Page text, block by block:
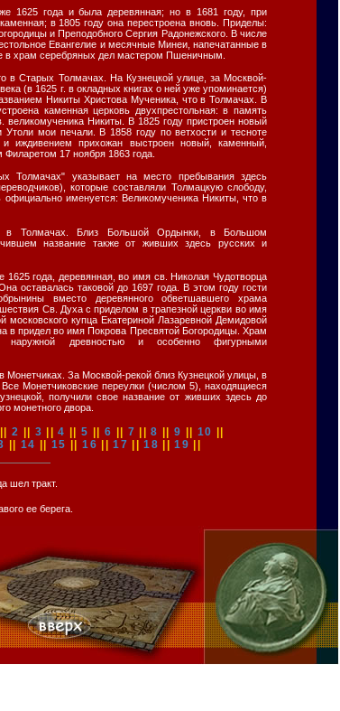
1625 года и была деревянная; но в 1681 году, при
в 1805 году она перестроена вновь. Приделы:
и Преподобного Сергия Радонежского. В числе
Евангелие и месячные Минеи, напечатанные в
в храм серебряных дел мастером Пшеничным.
в Старых Толмачах. На Кузнецкой улице, за Москвой-
(в 1625 г. в окладных книгах о ней уже упоминается)
Никиты Христова Мученика, что в Толмачах. В
каменная церковь двухпрестольная: в память
великомученика Никиты. В 1825 году пристроен новый
мои печали. В 1858 году по ветхости и тесноте
иждивением прихожан выстроен новый, каменный,
17 ноября 1863 года.
Толмачах" указывает на место пребывания здесь
которые составляли Толмацкую слободу,
официально именуется: Великомученика Никиты, что в
в Толмачах. Близ Большой Ордынки, в Большом
название также от живших здесь русских и
1625 года, деревянная, во имя св. Николая Чудотворца
оставалась таковой до 1697 года. В этом году гости
вместо деревянного обветшавшего храма
Св. Духа с приделом в трапезной церкви во имя
московского купца Екатериной Лазаревной Демидовой
в придел во имя Покрова Пресвятой Богородицы. Храм
наружной древностью и особенно фигурными
Монетчиках. За Москвой-рекой близ Кузнецкой улицы, в
Монетчиковские переулки (числом 5), находящиеся
получили свое название от живших здесь до
монетного двора.
||2 || 3 ||4 ||5 || 6 || 7 ||8 || 9 || 10 ||
||14 ||15 ||16 ||17 ||18 ||19 ||
шел тракт.
ее берега.